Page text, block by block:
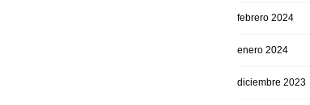
febrero 2024
enero 2024
diciembre 2023